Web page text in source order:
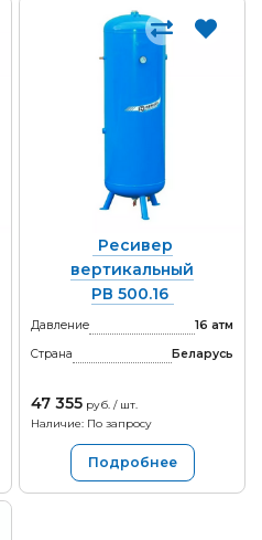
Ресивер
вертикальный
РВ 500.16
Давление
16 атм
Страна
Беларусь
47 355 руб. / шт.
Наличие: По запросу
Подробнее